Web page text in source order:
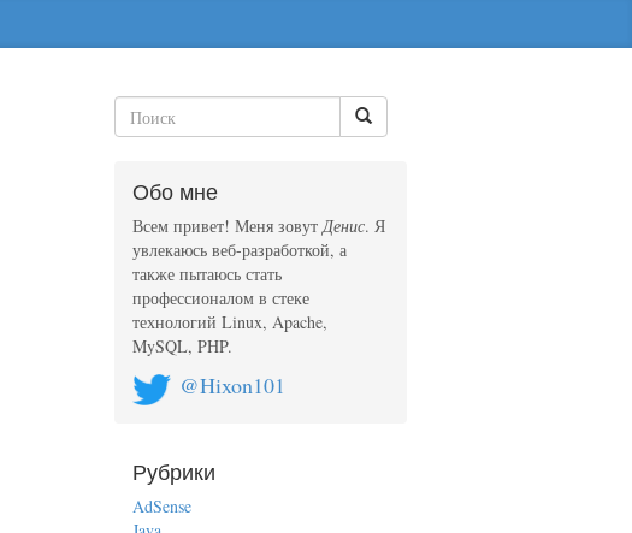
Обо мне
Всем привет! Меня зовутДенис. Я
увлекаюсь веб-разработкой, а
также пытаюсь стать
профессионалом в стеке
технологий Linux, Apache,
MySQL, PHP.
@Hixon101
Рубрики
AdSense